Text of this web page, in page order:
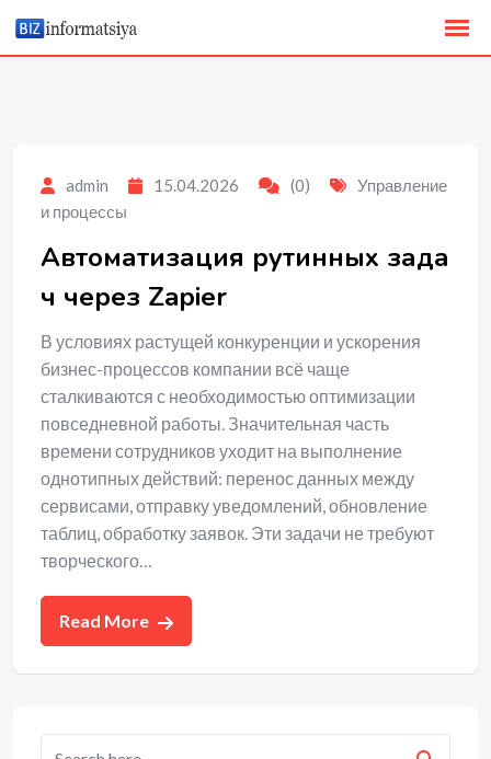
content
admin 15.04.2026 (0)
Управление
и процессы
Автоматизация рутинных зада
ч через Zapier
В условиях растущей конкуренции и ускорения
бизнес-процессов компании всё чаще
сталкиваются с необходимостью оптимизации
повседневной работы. Значительная часть
времени сотрудников уходит на выполнение
однотипных действий: перенос данных между
сервисами, отправку уведомлений, обновление
таблиц, обработку заявок. Эти задачи не требуют
творческого…
Read More